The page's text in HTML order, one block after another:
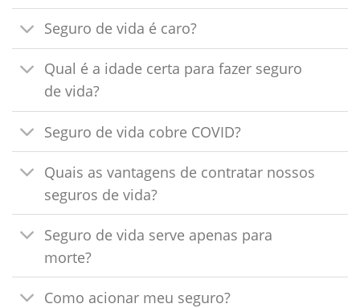
Seguro de vida é caro?
Qual é a idade certa para fazer seguro
de vida?
Seguro de vida cobre COVID?
Quais as vantagens de contratar nossos
seguros de vida?
Seguro de vida serve apenas para
morte?
Como acionar meu seguro?